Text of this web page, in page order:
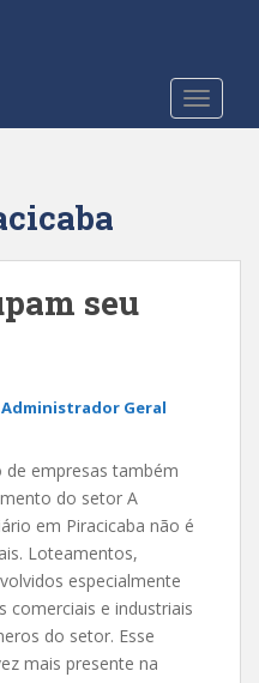
seu
Administrador Geral
empresas também
do setor A
em Piracicaba não é
Loteamentos,
especialmente
comerciais e industriais
do setor. Esse
mais presente na